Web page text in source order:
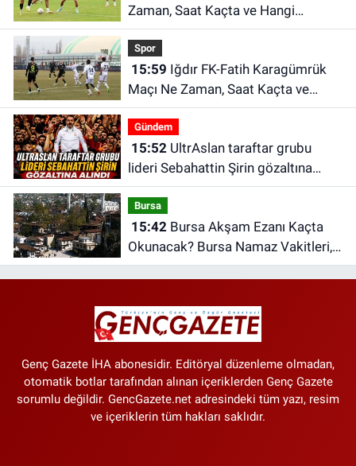
Zaman, Saat Kaçta ve Hangi
Kanalda?
Spor
15:59
Maçı Ne Zaman, Saat Kaçta ve
Hangi Kanalda?
Gündem
15:52UltrAslan taraftar grubu
lideri Sebahattin Şirin gözaltına
alındı | Sebahattin Şirin kimdir?
Bursa
15:42Bursa Akşam Ezanı Kaçta
Okunacak? Bursa Namaz Vakitleri,
Bursa Ezan Saatleri | 09 Ağustos
Genç Gazete İHA abonesidir. Editöryal düzenleme olmadan,
otomatik botlar tarafından alınan içeriklerden Genç Gazete
sorumlu değildir. GencGazete.net adresindeki tüm yazı, resim
ve içeriklerin tüm hakları saklıdır.